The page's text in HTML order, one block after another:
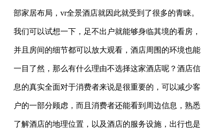
部家居布局，vr全景酒店就因此就受到了很多的青睐。
我们可以试想一下，足不出户就能够身临其境的看房，
并且房间的细节都可以放大观看，酒店周围的环境也能
一目了然，那么有什么理由不选择这家酒店呢？酒店信
息的真实全面对于消费者来说是很重要的，可以减少客
户的一部分顾虑，而且消费者还能看到周边信息，熟悉
了解酒店的地理位置，以及酒店的服务设施，出行也是